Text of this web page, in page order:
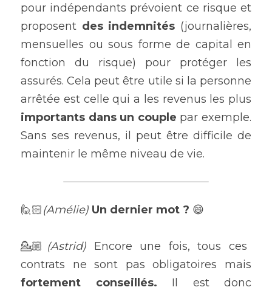
pour indépendants prévoient ce risque et
proposent des indemnités (journalières,
mensuelles ou sous forme de capital en
fonction du risque) pour protéger les
assurés. Cela peut être utile si la personne
importants dans un couple par exemple.
Sans ses revenus, il peut être difficile de
maintenir le même niveau de vie.
🙋🏻(Amélie) Un dernier mot ? 😄
💁🏼 (Astrid) Encore une fois, tous ces
fortement conseillés. Il est donc